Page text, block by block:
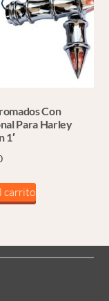
Con
Para Harley
1′
carrito